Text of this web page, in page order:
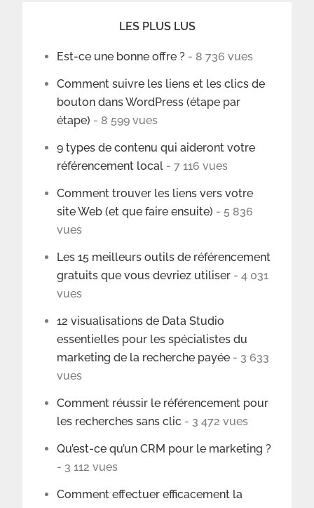
LES PLUS LUS
Est-ce une bonne offre ? - 8 736 vues
Comment suivre les liens et les clics de
bouton dans WordPress (étape par
étape) - 8 599 vues
9 types de contenu qui aideront votre
référencement local - 7 116 vues
Comment trouver les liens vers votre
site Web (et que faire ensuite) - 5 836
vues
Les 15 meilleurs outils de référencement
gratuits que vous devriez utiliser - 4 031
vues
12 visualisations de Data Studio
essentielles pour les spécialistes du
marketing de la recherche payée - 3 633
vues
Comment réussir le référencement pour
les recherches sans clic - 3 472 vues
Qu’est-ce qu’un CRM pour le marketing ?
- 3 112 vues
Comment effectuer efficacement la